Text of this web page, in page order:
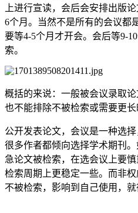
上进行宣读，会后会安排出版
6个月。当然不是所有的会议都
要等4-5个月才开会。会后等9-
索。
概括的来说：一般被会议录取
也不能排除不被检索或需要更长
公开发表论文，会议是一种选
很多作者都倾向选择学术期刊
急论文被检索，在选会议上要
检索周期上更稳定一些。而非
不被检索，影响到自己使用，就